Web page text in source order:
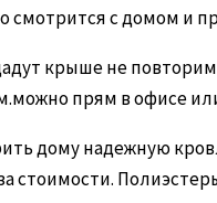
смотрится с домом и
крыше не
прям в офисе
дому надежную
стоимости.